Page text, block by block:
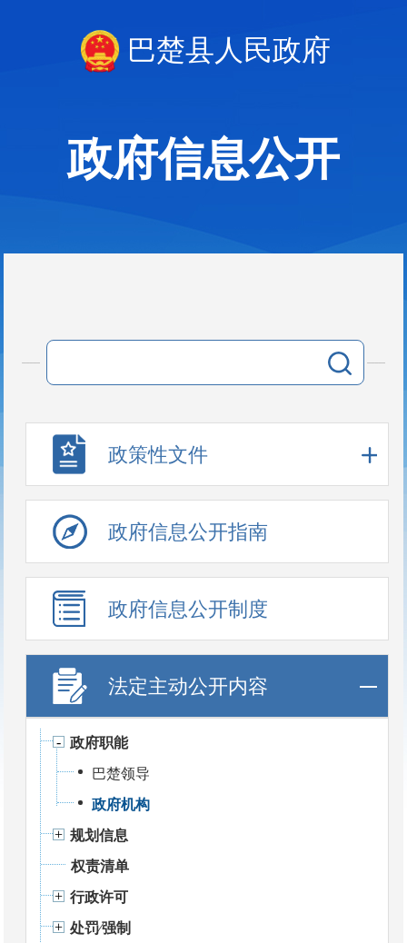
巴楚县人民政府
政府信息公开
政策性文件
政府信息公开指南
政府信息公开制度
法定主动公开内容
政府职能
巴楚领导
政府机构
规划信息
权责清单
行政许可
处罚⁄强制